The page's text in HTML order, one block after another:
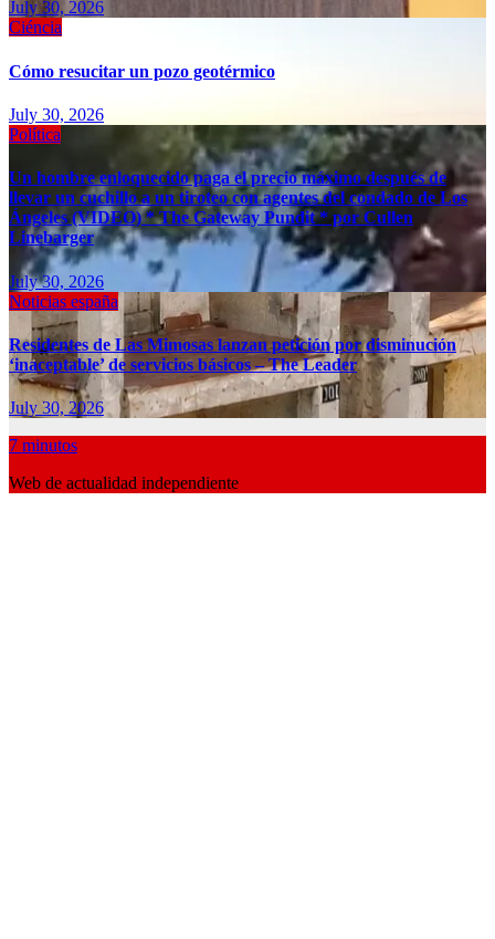
July 30, 2026
Ciéncia
Cómo resucitar un pozo geotérmico
July 30, 2026
Política
Un hombre enloquecido paga el precio máximo después de
llevar un cuchillo a un tiroteo con agentes del condado de Los
Ángeles (VIDEO) * The Gateway Pundit * por Cullen
Linebarger
July 30, 2026
Noticias españa
Residentes de Las Mimosas lanzan petición por disminución
‘inaceptable’ de servicios básicos – The Leader
July 30, 2026
7 minutos
Web de actualidad independiente